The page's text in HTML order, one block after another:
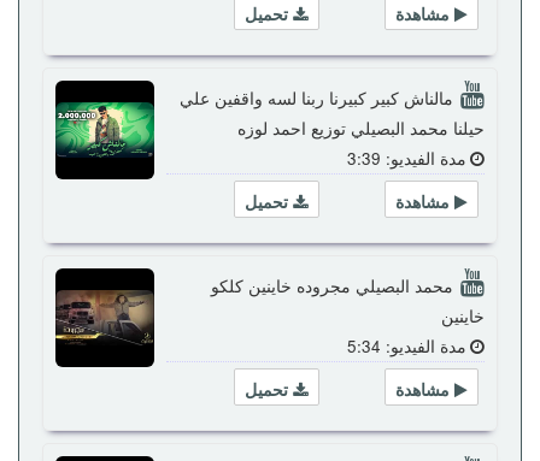
تحميل
مشاهدة
مالناش كبير كبيرنا ربنا لسه واقفين علي
حيلنا محمد البصيلي توزيع احمد لوزه
مدة الفيديو: 3:39
تحميل
مشاهدة
محمد البصيلي مجروده خاينين كلكو
خاينين
مدة الفيديو: 5:34
تحميل
مشاهدة